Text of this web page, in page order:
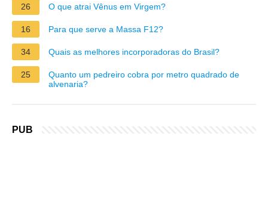
26 O que atrai Vênus em Virgem?
16 Para que serve a Massa F12?
34 Quais as melhores incorporadoras do Brasil?
25
Quanto um pedreiro cobra por metro quadrado de
alvenaria?
PUB